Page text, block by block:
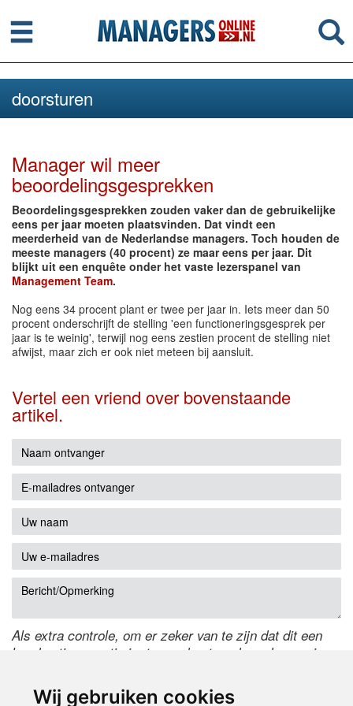
Wij gebruiken cookies
Menu
doorsturen
Manager wil meer
beoordelingsgesprekken
Beoordelingsgesprekken zouden vaker dan de gebruikelijke
eens per jaar moeten plaatsvinden. Dat vindt een
meerderheid van de Nederlandse managers. Toch houden de
meeste managers (40 procent) ze maar eens per jaar. Dit
blijkt uit een enquête onder het vaste lezerspanel van
Management Team.
Nog eens 34 procent plant er twee per jaar in. Iets meer dan 50
procent onderschrijft de stelling 'een functioneringsgesprek per
jaar is te weinig', terwijl nog eens zestien procent de stelling niet
afwijst, maar zich er ook niet meteen bij aansluit.
Vertel een vriend over bovenstaande
artikel.
Als extra controle, om er zeker van te zijn dat dit een
handmatige reactie is, typ onderstaande code over in
de code te wijzigen.